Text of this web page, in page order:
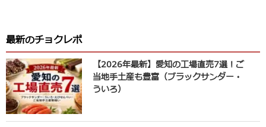
最新のチョクレポ
【2026年最新】愛知の工場直売7選！ご
当地手土産も豊富（ブラックサンダー・
ういろ）